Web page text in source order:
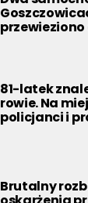
81-latek
rowie. Na
policjanci i
Brutalny